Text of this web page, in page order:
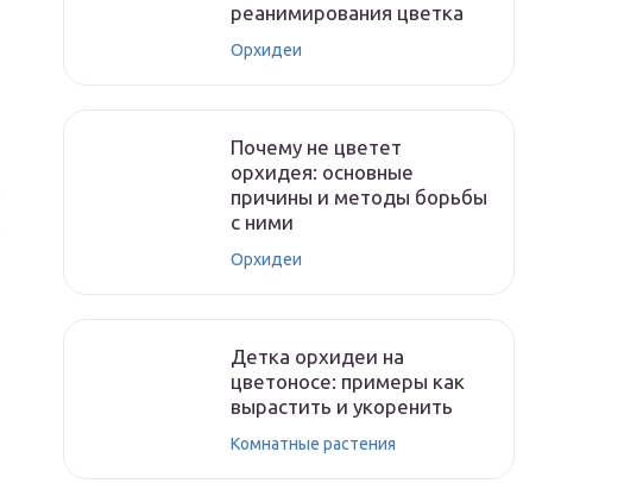
реанимирования цветка
Орхидеи
Почему не цветет
орхидея: основные
причины и методы борьбы
с ними
Орхидеи
Детка орхидеи на
цветоносе: примеры как
вырастить и укоренить
Комнатные растения